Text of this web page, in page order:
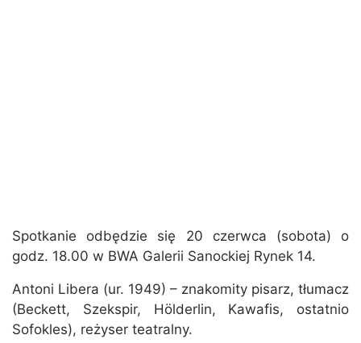
Spotkanie odbędzie się 20 czerwca (sobota) o
godz. 18.00 w BWA Galerii Sanockiej Rynek 14.
Antoni Libera (ur. 1949) – znakomity pisarz, tłumacz
(Beckett, Szekspir, Hölderlin, Kawafis, ostatnio
Sofokles), reżyser teatralny.